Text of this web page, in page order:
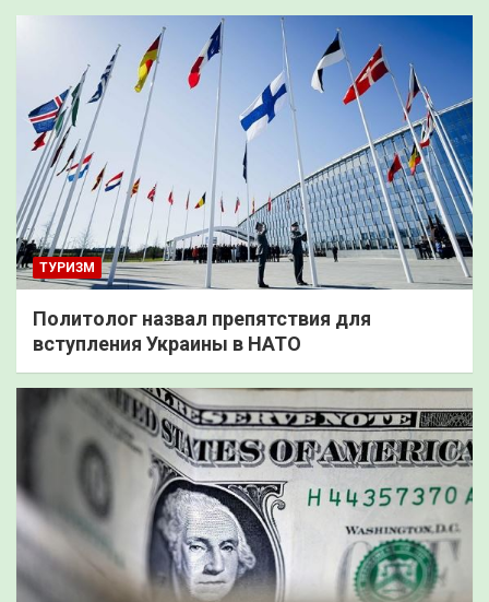
ТУРИЗМ
Политолог назвал препятствия для
вступления Украины в НАТО